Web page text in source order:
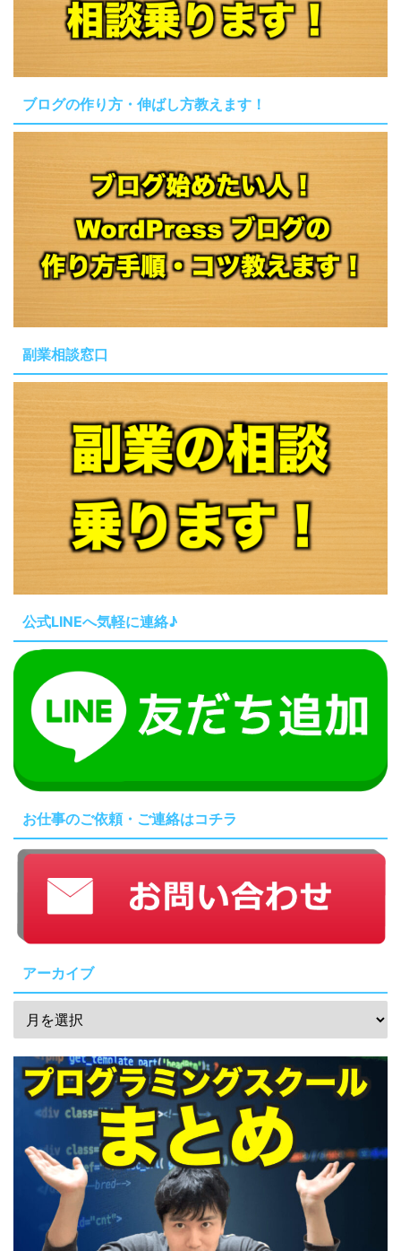
ブログの作り方・伸ばし方教えます！
副業相談窓口
公式LINEへ気軽に連絡♪
お仕事のご依頼・ご連絡はコチラ
アーカイブ